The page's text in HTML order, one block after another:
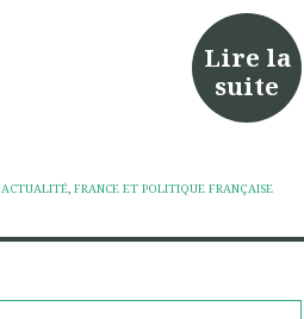
Lire la
suite
ACTUALITÉ, FRANCE ET POLITIQUE FRANÇAISE